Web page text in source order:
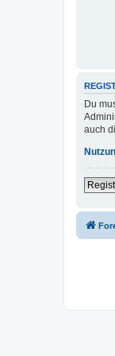
Du
auch